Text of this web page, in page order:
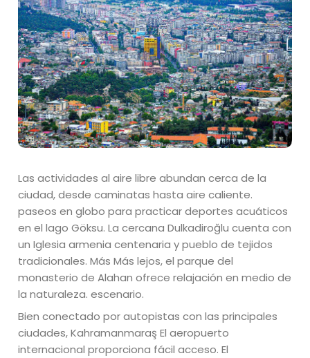
Las actividades al aire libre abundan cerca de la
ciudad, desde caminatas hasta aire caliente.
paseos en globo para practicar deportes acuáticos
en el lago Göksu. La cercana Dulkadiroğlu cuenta con
un Iglesia armenia centenaria y pueblo de tejidos
tradicionales. Más Más lejos, el parque del
monasterio de Alahan ofrece relajación en medio de
la naturaleza. escenario.
Bien conectado por autopistas con las principales
ciudades, Kahramanmaraş El aeropuerto
internacional proporciona fácil acceso. El